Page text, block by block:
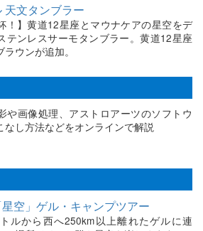
天文タンブラー
！】黄道12星座とマウナケアの星空をデ
テンレスサーモタンブラー。黄道12星座
ウンが追加。
や画像処理、アストロアーツのソフトウ
なし方法などをオンラインで解説
空」ゲル・キャンプツアー
ルから西へ250km以上離れたゲルに連